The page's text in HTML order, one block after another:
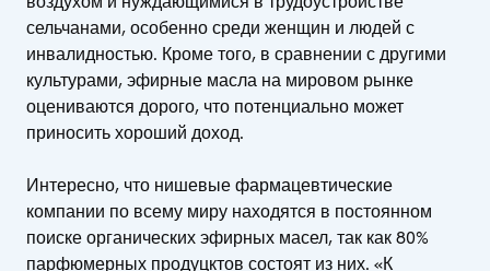
сельчанами, особенно среди женщин и людей с
инвалидностью. Кроме того, в сравнении с другими
культурами, эфирные масла на мировом рынке
оцениваются дорого, что потенциально может
приносить хороший доход.
Интересно, что нишевые фармацевтические
компании по всему миру находятся в постоянном
поиске органических эфирных масел, так как 80%
парфюмерных продуцктов состоят из них. «К